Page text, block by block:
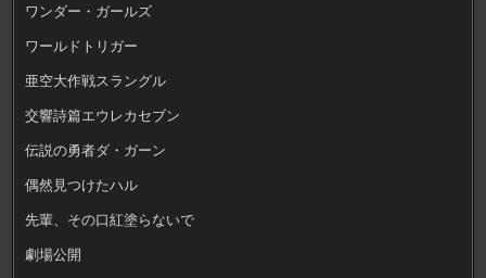
ワンダー・ガールズ
ワールドトリガー
亜空大作戦スラングル
交響詩篇エウレカセブン
伝説の勇者ダ・ガーン
偶然見つけたハル
先輩、その口紅塗らないで
劇場公開